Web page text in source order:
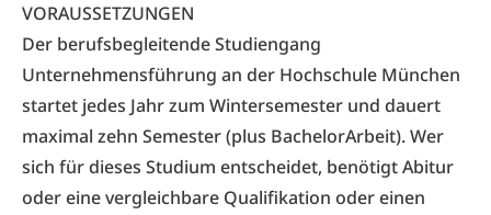
VORAUSSETZUNGEN
Der berufsbegleitende Studiengang
Unternehmensführung an der Hochschule München
startet jedes Jahr zum Wintersemester und dauert
maximal zehn Semester (plus BachelorArbeit). Wer
sich für dieses Studium entscheidet, benötigt Abitur
oder eine vergleichbare Qualifikation oder einen